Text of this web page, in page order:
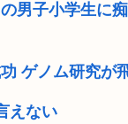
遷
男子小学生に
ゲノム研究が
えない